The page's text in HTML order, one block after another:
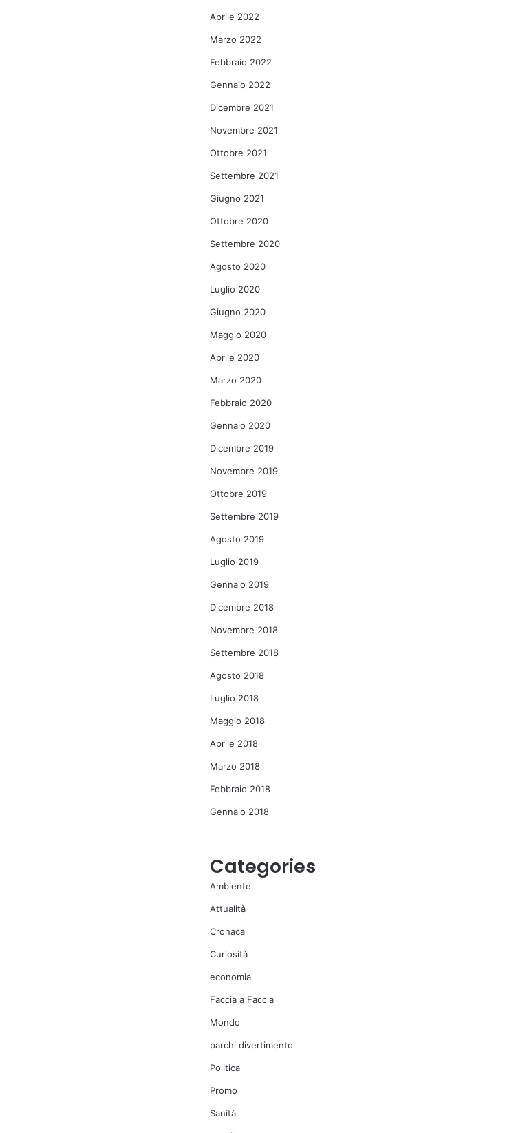
Aprile 2022
Marzo 2022
Febbraio 2022
Gennaio 2022
Dicembre 2021
Novembre 2021
Ottobre 2021
Settembre 2021
Giugno 2021
Ottobre 2020
Settembre 2020
Agosto 2020
Luglio 2020
Giugno 2020
Maggio 2020
Aprile 2020
Marzo 2020
Febbraio 2020
Gennaio 2020
Dicembre 2019
Novembre 2019
Ottobre 2019
Settembre 2019
Agosto 2019
Luglio 2019
Gennaio 2019
Dicembre 2018
Novembre 2018
Settembre 2018
Agosto 2018
Luglio 2018
Maggio 2018
Aprile 2018
Marzo 2018
Febbraio 2018
Gennaio 2018
Categories
Ambiente
Attualità
Cronaca
Curiosità
economia
Faccia a Faccia
Mondo
parchi divertimento
Politica
Promo
Sanità